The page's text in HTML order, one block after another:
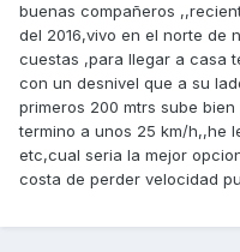
buenas compañeros
del 2016,vivo en el norte de
cuestas ,para llegar a casa
con un desnivel que a su
primeros 200 mtrs sube
termino a unos 25 km/h,,he
etc,cual seria la mejor
costa de perder velocidad